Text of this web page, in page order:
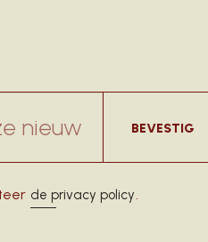
BEVESTIG
de privacy policy.